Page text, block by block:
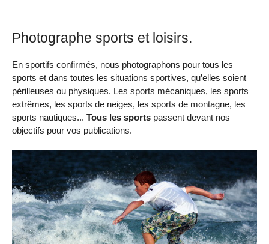
Photographe sports et loisirs.
En sportifs confirmés, nous photographons pour tous les
sports et dans toutes les situations sportives, qu’elles soient
périlleuses ou physiques. Les sports mécaniques, les sports
extrêmes, les sports de neiges, les sports de montagne, les
sports nautiques... Tous les sports passent devant nos
objectifs pour vos publications.